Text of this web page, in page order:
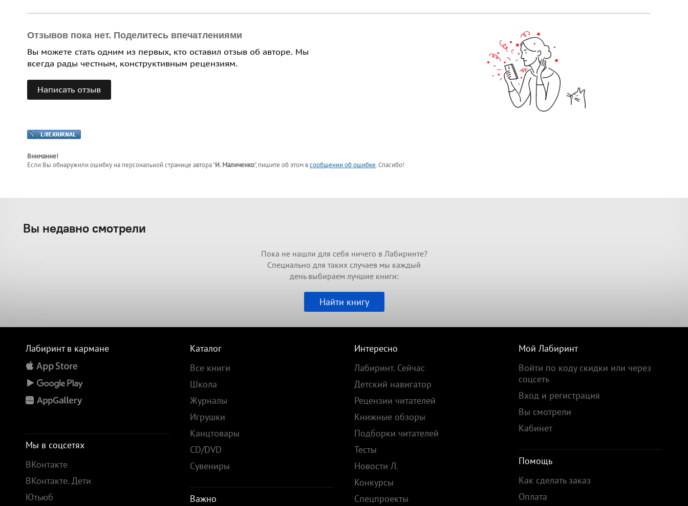
Отзывов пока нет. Поделитесь впечатлениями
Вы можете стать одним из первых, кто оставил отзыв об авторе. Мы
всегда рады честным, конструктивным рецензиям.
Написать отзыв
Внимание!
Если Вы обнаружили ошибку на персональной странице автора "И. Маличенко", пишите об этом всообщении об ошибке. Спасибо!
Вы недавно смотрели
Пока не нашли для себя ничего в Лабиринте?
Специально для таких случаев мы каждый
день выбираем лучшие книги:
Найти книгу
Лабиринт в кармане
Мы в соцсетях
ВКонтакте
ВКонтакте. Дети
Ютьюб
Каталог
Все книги
Школа
Журналы
Игрушки
Канцтовары
CD/DVD
Сувениры
Важно
Интересно
Лабиринт. Сейчас
Детский навигатор
Рецензии читателей
Книжные обзоры
Подборки читателей
Тесты
Новости Л.
Конкурсы
Спецпроекты
Мой Лабиринт
Войти по коду скидки или через
соцсеть
Вход и регистрация
Вы смотрели
Кабинет
Помощь
Как сделать заказ
Оплата